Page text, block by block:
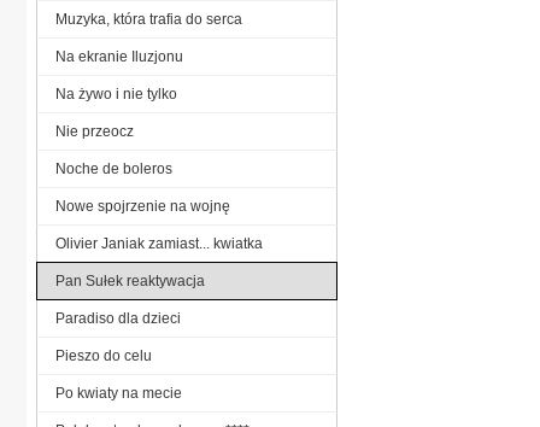
Muzyka, która trafia do serca
Na ekranie Iluzjonu
Na żywo i nie tylko
Nie przeocz
Noche de boleros
Nowe spojrzenie na wojnę
Olivier Janiak zamiast... kwiatka
Pan Sułek reaktywacja
Paradiso dla dzieci
Pieszo do celu
Po kwiaty na mecie